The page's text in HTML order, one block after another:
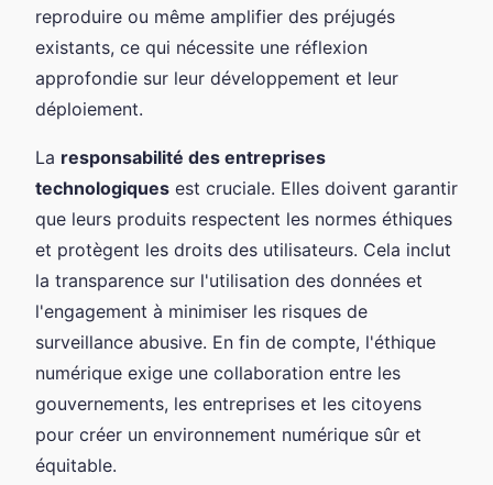
reproduire ou même amplifier des préjugés
existants, ce qui nécessite une réflexion
approfondie sur leur développement et leur
déploiement.
La responsabilité des entreprises
technologiques est cruciale. Elles doivent garantir
que leurs produits respectent les normes éthiques
et protègent les droits des utilisateurs. Cela inclut
la transparence sur l'utilisation des données et
l'engagement à minimiser les risques de
surveillance abusive. En fin de compte, l'éthique
numérique exige une collaboration entre les
gouvernements, les entreprises et les citoyens
pour créer un environnement numérique sûr et
équitable.